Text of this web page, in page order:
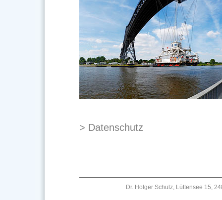
> Datenschutz
Dr. Holger Schulz, Lüttensee 15,